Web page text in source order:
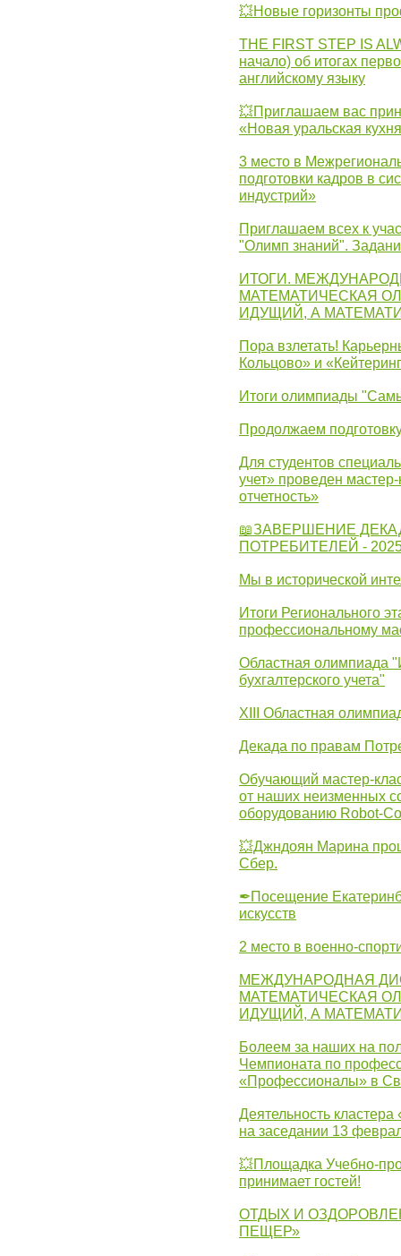
💥Новые горизонты
THE FIRST STEP IS
начало) об итогах
английскому языку
💥Приглашаем вас
«Новая уральская
3 место в
подготовки кадров в
индустрий»
Приглашаем всех к
"Олимп знаний".
ИТОГИ.
МАТЕМАТИЧЕСКАЯ
ИДУЩИЙ, А
Пора взлетать!
Кольцово» и
Итоги олимпиады
Продолжаем
Для студентов
учет» проведен
отчетность»
📖ЗАВЕРШЕНИЕ
ПОТРЕБИТЕЛЕЙ -
Мы в исторической
Итоги Регионального
профессиональному
Областная олимпиада
бухгалтерского учета"
XIII Областная
Декада по правам
Обучающий мастер-
от наших неизменных
оборудованию Robot-
💥Джндоян Марина
Сбер.
✒Посещение
искусств
2 место в военно-
МЕЖДУНАРОДНАЯ
МАТЕМАТИЧЕСКАЯ
ИДУЩИЙ, А
Болеем за наших на
Чемпионата по
«Профессионалы» в
Деятельность
на заседании 13
💥Площадка Учебно-
принимает гостей!
ОТДЫХ И
ПЕЩЕР»